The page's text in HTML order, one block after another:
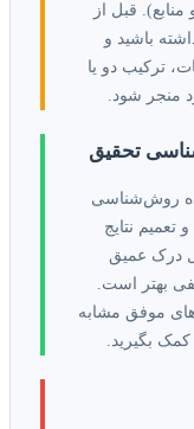
قبل از
باشید و
ترکیب دو یا
منجر شود.
تحقیق
روش‌شناسی
نتایج
درک عمیق
بهتر است.
موفق مشابه
کمک بگیرید.